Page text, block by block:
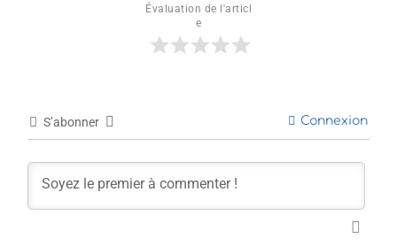
Évaluation de l'articl
e
S’abonner Connexion